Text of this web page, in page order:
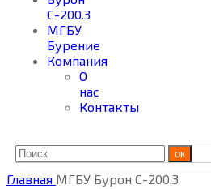
С-200.3
МГБУ
Бурение
Компания
О
нас
Контакты
ок
Главная МГБУ Бурон С-200.3